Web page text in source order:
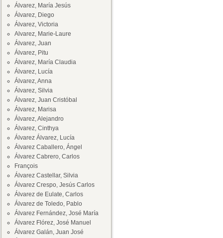
Álvarez, María Jesús
Álvarez, Diego
Álvarez, Victoria
Alvarez, Marie-Laure
Álvarez, Juan
Álvarez, Pitu
Álvarez, María Claudia
Álvarez, Lucía
Álvarez, Anna
Álvarez, Silvia
Álvarez, Juan Cristóbal
Álvarez, Marisa
Álvarez, Alejandro
Álvarez, Cinthya
Álvarez Álvarez, Lucía
Álvarez Caballero, Ángel
Álvarez Cabrero, Carlos
François
Álvarez Castellar, Silvia
Álvarez Crespo, Jesús Carlos
Álvarez de Eulate, Carlos
Álvarez de Toledo, Pablo
Álvarez Fernández, José María
Álvarez Flórez, José Manuel
Álvarez Galán, Juan José